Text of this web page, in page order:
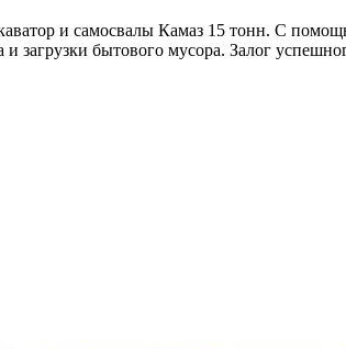
и самосвалы Камаз 15 тонн. С
загрузки бытового мусора. Залог